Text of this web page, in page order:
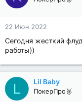
22 Июн 2022
Сегодня жесткий
работы))
L Lil Baby
ПокерПро🥈